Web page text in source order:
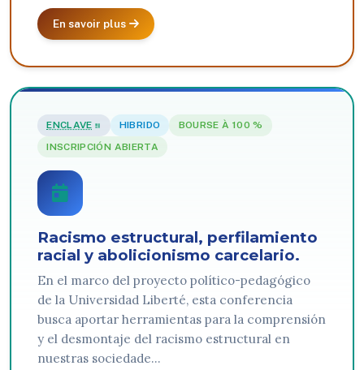
En savoir plus
ENCLAVE HIBRIDO
BOURSE À 100 %
INSCRIPCIÓN ABIERTA
Racismo estructural, perfilamiento
racial y abolicionismo carcelario.
En el marco del proyecto político-pedagógico
de la Universidad Liberté, esta conferencia
busca aportar herramientas para la comprensión
y el desmontaje del racismo estructural en
nuestras sociedade…